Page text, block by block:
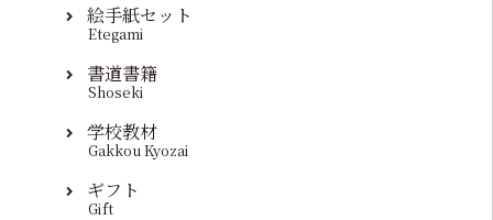
絵手紙セット
Etegami
書道書籍
Shoseki
学校教材
Gakkou Kyozai
ギフト
Gift